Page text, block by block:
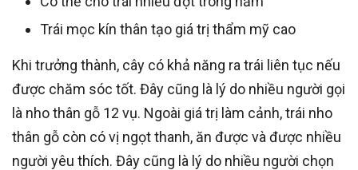
Trái mọc kín thân tạo giá trị thẩm mỹ cao
Khi trưởng thành, cây có khả năng ra trái liên tục nếu
được chăm sóc tốt. Đây cũng là lý do nhiều người gọi
là nho thân gỗ 12 vụ. Ngoài giá trị làm cảnh, trái nho
thân gỗ còn có vị ngọt thanh, ăn được và được nhiều
người yêu thích. Đây cũng là lý do nhiều người chọn